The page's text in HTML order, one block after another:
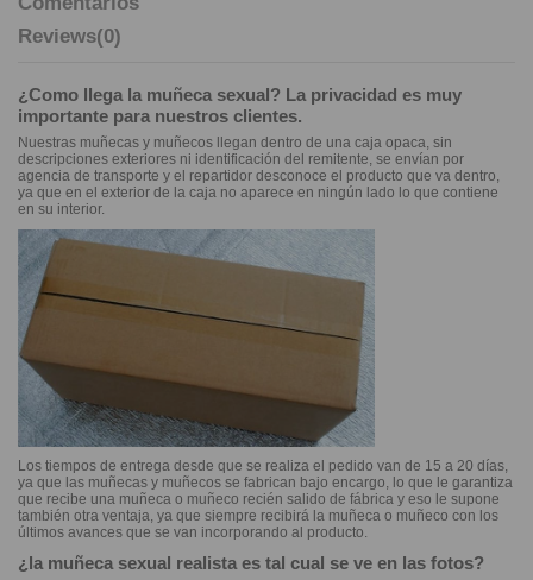
Reviews(0)
¿Como llega la muñeca sexual? La privacidad es muy
importante para nuestros clientes.
Nuestras muñecas y muñecos llegan dentro de una caja opaca, sin
descripciones exteriores ni identificación del remitente, se envían por
agencia de transporte y el repartidor desconoce el producto que va dentro,
ya que en el exterior de la caja no aparece en ningún lado lo que contiene
en su interior.
Los tiempos de entrega desde que se realiza el pedido van de 15 a 20 días,
ya que las muñecas y muñecos se fabrican bajo encargo, lo que le garantiza
que recibe una muñeca o muñeco recién salido de fábrica y eso le supone
también otra ventaja, ya que siempre recibirá la muñeca o muñeco con los
últimos avances que se van incorporando al producto.
¿la muñeca sexual realista es tal cual se ve en las fotos?